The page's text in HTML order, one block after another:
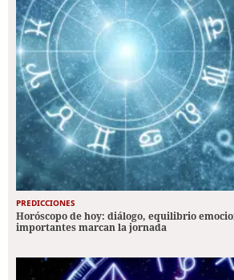
PREDICCIONES
Horóscopo de hoy: diálogo, equilibrio
importantes marcan la jornada